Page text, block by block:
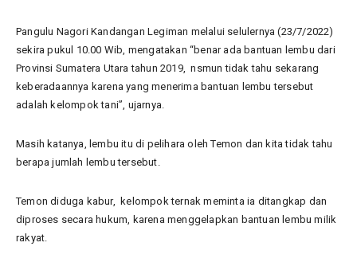
Pangulu Nagori Kandangan Legiman melalui selulernya (23/7/2022)
sekira pukul 10.00 Wib, mengatakan “benar ada bantuan lembu dari
Provinsi Sumatera Utara tahun 2019, nsmun tidak tahu sekarang
keberadaannya karena yang menerima bantuan lembu tersebut
adalah kelompok tani”, ujarnya.
Masih katanya, lembu itu di pelihara oleh Temon dan kita tidak tahu
berapa jumlah lembu tersebut.
Temon diduga kabur, kelompok ternak meminta ia ditangkap dan
diproses secara hukum, karena menggelapkan bantuan lembu milik
rakyat.